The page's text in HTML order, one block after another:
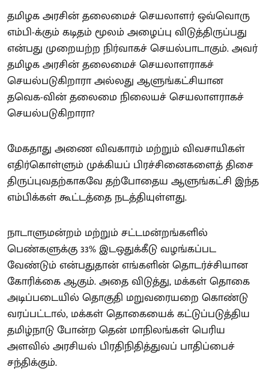
தமிழக அரசின் தலைமைச் செயலாளர் ஒவ்வொரு
எம்பி-க்கும் கடிதம் மூலம் அழைப்பு விடுத்திருப்பது
என்பது முறையற்ற நிர்வாகச் செயல்பாடாகும். அவர்
தமிழக அரசின் தலைமைச் செயலாளராகச்
செயல்படுகிறாரா அல்லது ஆளுங்கட்சியான
தவெக-வின் தலைமை நிலையச் செயலாளராகச்
செயல்படுகிறாரா?
மேகதாது அணை விவகாரம் மற்றும் விவசாயிகள்
எதிர்கொள்ளும் முக்கியப் பிரச்சினைகளைத் திசை
திருப்புவதற்காகவே தற்போதைய ஆளுங்கட்சி இந்த
எம்பிக்கள் கூட்டத்தை நடத்தியுள்ளது.
நாடாளுமன்றம் மற்றும் சட்டமன்றங்களில்
பெண்களுக்கு 33% இடஒதுக்கீடு வழங்கப்பட
வேண்டும் என்பதுதான் எங்களின் தொடர்ச்சியான
கோரிக்கை ஆகும். அதை விடுத்து, மக்கள் தொகை
அடிப்படையில் தொகுதி மறுவரையறை கொண்டு
வரப்பட்டால், மக்கள் தொகையைக் கட்டுப்படுத்திய
தமிழ்நாடு போன்ற தென் மாநிலங்கள் பெரிய
அளவில் அரசியல் பிரதிநிதித்துவப் பாதிப்பைச்
சந்திக்கும்.